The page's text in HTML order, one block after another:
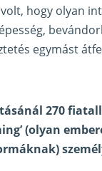
hogy olyan
egymást
270
(olyan